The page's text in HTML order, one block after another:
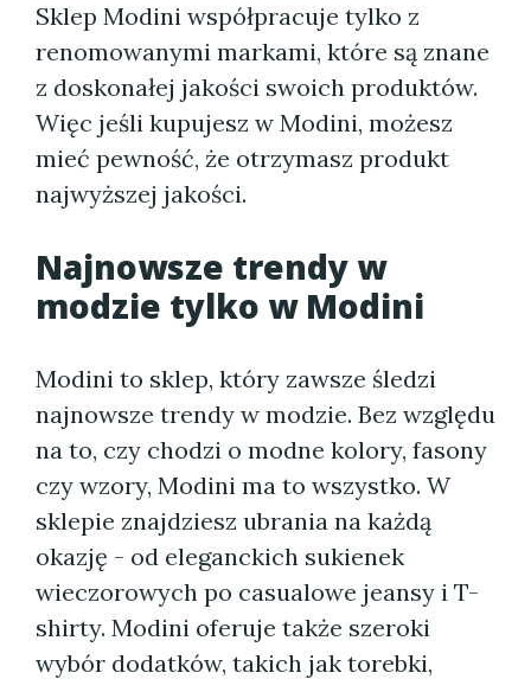
Sklep Modini współpracuje tylko z
renomowanymi markami, które są znane
z doskonałej jakości swoich produktów.
Więc jeśli kupujesz w Modini, możesz
mieć pewność, że otrzymasz produkt
najwyższej jakości.
Najnowsze trendy w
modzie tylko w Modini
Modini to sklep, który zawsze śledzi
najnowsze trendy w modzie. Bez względu
na to, czy chodzi o modne kolory, fasony
czy wzory, Modini ma to wszystko. W
sklepie znajdziesz ubrania na każdą
okazję - od eleganckich sukienek
wieczorowych po casualowe jeansy i T-
shirty. Modini oferuje także szeroki
wybór dodatków, takich jak torebki,